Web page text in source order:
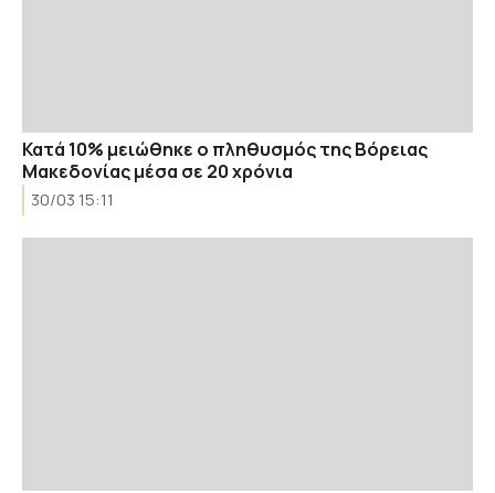
Κατά 10% μειώθηκε ο πληθυσμός της Βόρειας
Μακεδονίας μέσα σε 20 χρόνια
30/03 15:11